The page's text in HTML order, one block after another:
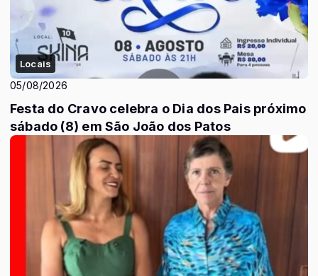
Locais
05/08/2026
Festa do Cravo celebra o Dia dos Pais próximo
sábado (8) em São João dos Patos